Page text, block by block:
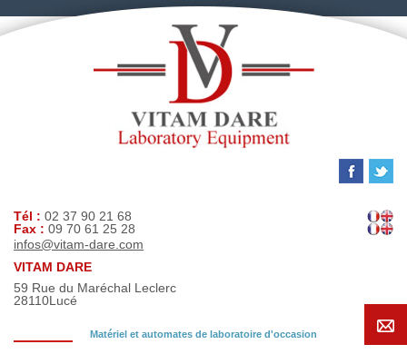
Tél : 02 37 90 21 68
Fax : 09 70 61 25 28
infos@vitam-dare.com
VITAM DARE
59 Rue du Maréchal Leclerc
28110Lucé
Matériel et automates de laboratoire d'occasion